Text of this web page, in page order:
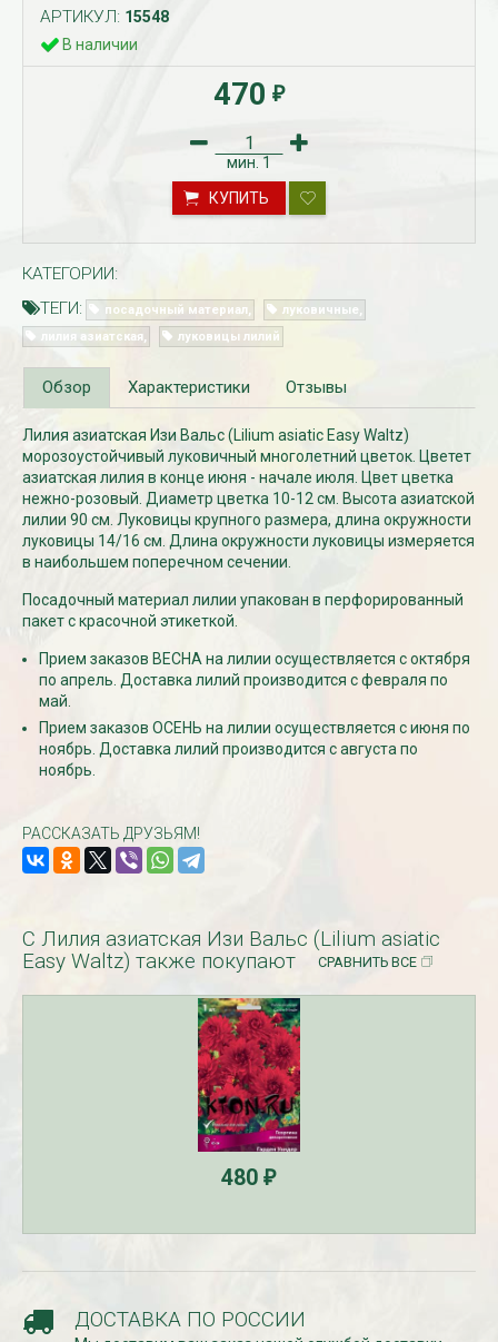
(Myosotis) в
контейнере p9
в контейнере p9
340₽
СКИДКИ 15 % НА ДУГИ, ЗАБОРЫ,
ШПАЛЕРЫ И ДР.
Дата:
Скидки 15% !!! При заказе
товаров на сумму от 1000 руб. с
16 марта по 31 марта 2024...
БЕСПЛАТНАЯ
Дата:29.02.2024
марта дарим
марта по 10...
АРТИКУЛ: 15548
В наличии
470 ₽
мин. 1
КУПИТЬ
КАТЕГОРИИ:
ТЕГИ:
посадочный материал
луковичные
лилия азиатская
луковицы лилий
Обзор Характеристики Отзывы
Лилия азиатская Изи Вальс (Lilium asiatic Easy Waltz)
морозоустойчивый луковичный многолетний цветок. Цветет
азиатская лилия в конце июня - начале июля. Цвет цветка
нежно-розовый. Диаметр цветка 10-12 см. Высота азиатской
лилии 90 см. Луковицы крупного размера, длина окружности
луковицы 14/16 см. Длина окружности луковицы измеряется
в наибольшем поперечном сечении.
Посадочный материал лилии упакован в перфорированный
пакет с красочной этикеткой.
Прием заказов ВЕСНА на лилии осуществляется с октября
по апрель. Доставка лилий производится с февраля по
май.
Прием заказов ОСЕНЬ на лилии осуществляется с июня по
ноябрь. Доставка лилий производится с августа по
ноябрь.
РАССКАЗАТЬ ДРУЗЬЯМ!
С Лилия азиатская Изи Вальс (Lilium asiatic
Easy Waltz) также покупают
СРАВНИТЬ ВСЕ
480 ₽
ДОСТАВКА ПО РОССИИ